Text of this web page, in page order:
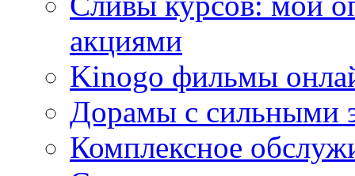
акциями
Kinogo фильмы
Дорамы с сильными
Комплексное